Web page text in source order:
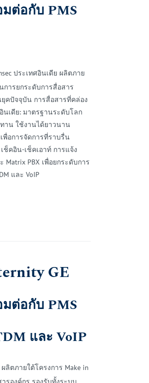
มต่อกับ PMS
ประเทศอินเดีย ผลิตภาย
การยกระดับการสื่อสาร
ยุคปัจจุบัน การสื่อสารที่คล่อง
นเดีย: มาตรฐานระดับโลก
าน ใช้งานได้ยาวนาน
พื่อการจัดการที่ราบรื่น
ช็คอิน-เช็คเอาท์ การแจ้ง
Matrix PBX เพื่อยกระดับการ
และ VoIP
GE
มต่อกับ PMS
และ VoIP
ตภายใต้โครงการ Make in